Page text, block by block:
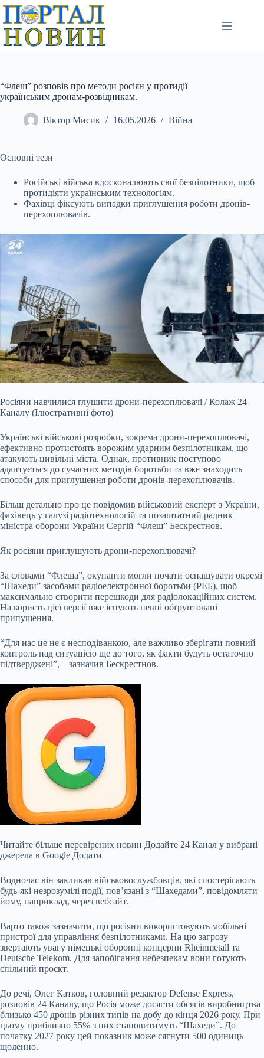
Перейти
вмісту
“Флеш” розповів про методи росіян у протидії
українським дронам-розвідникам.
Віктор Мисик 16.05.2026 Війна
Основні тези
Російські війська вдосконалюють свої безпілотники, щоб
протидіяти українським технологіям.
Фахівці фіксують випадки приглушення роботи дронів-
перехоплювачів.
Росіяни навчилися глушити дрони-перехоплювачі / Колаж 24
Каналу (Ілюстративні фото)
Українські військові розробки, зокрема дрони-перехоплювачі,
ефективно протистоять ворожим ударним безпілотникам, що
атакують цивільні міста. Однак, противник поступово
адаптується до сучасних методів боротьби та вже знаходить
способи для приглушення роботи дронів-перехоплювачів.
Більш детально про це повідомив військовий експерт з України,
фахівець у галузі радіотехнологій та позаштатний радник
міністра оборони України Сергій “Флеш” Бескрестнов.
Як росіяни приглушують дрони-перехоплювачі?
За словами “Флеша”, окупанти могли почати оснащувати окремі
“Шахеди” засобами радіоелектронної боротьби (РЕБ), щоб
максимально створити перешкоди для радіолокаційних систем.
На користь цієї версії вже існують певні обґрунтовані
припущення.
“Для нас це не є несподіванкою, але важливо зберігати повний
контроль над ситуацією ще до того, як факти будуть остаточно
підтверджені”, – зазначив Бескрестнов.
Читайте більше перевірених новин Додайте 24 Канал у вибрані
джерела в Google Додати
Водночас він закликав військовослужбовців, які спостерігають
будь-які незрозумілі події, пов’язані з “Шахедами”, повідомляти
йому, наприклад, через вебсайт.
Варто також зазначити, що росіяни використовують мобільні
пристрої для управління безпілотниками. На цю загрозу
звертають увагу німецькі оборонні концерни Rheinmetall та
Deutsche Telekom. Для запобігання небезпекам вони готують
спільний проєкт.
До речі, Олег Катков, головний редактор Defense Express,
розповів 24 Каналу, що Росія може досягти обсягів виробництва
близько 450 дронів різних типів на добу до кінця 2026 року. При
цьому приблизно 55% з них становитимуть “Шахеди”. До
початку 2027 року цей показник може сягнути 500 одиниць
щоденно.